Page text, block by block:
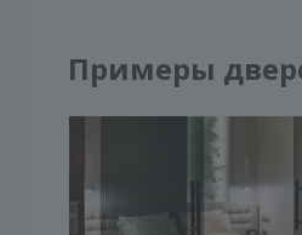
Примеры